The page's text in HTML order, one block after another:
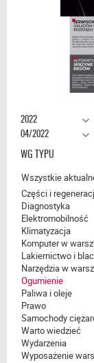
2022
04/2022
WG TYPU
Wszystkie
Części i
Diagnostyka
Elektromobilność
Klimatyzacja
Komputer w
Lakiernictwo i
Narzędzia w
Ogumienie
Paliwa i oleje
Prawo
Samochody
Warto wiedzieć
Wydarzenia
Wyposażenie